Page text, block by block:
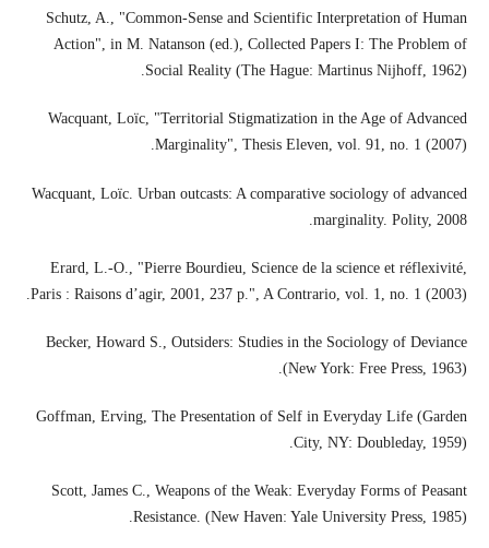
Schutz, A., "Common‑Sense and Scientific Interpretation of Human
Action", in M. Natanson (ed.), Collected Papers I: The Problem of
Social Reality (The Hague: Martinus Nijhoff, 1962).
Wacquant, Loïc, "Territorial Stigmatization in the Age of Advanced
Marginality", Thesis Eleven, vol. 91, no. 1 (2007).
Wacquant, Loïc. Urban outcasts: A comparative sociology of advanced
marginality. Polity, 2008.
Erard, L.-O., "Pierre Bourdieu, Science de la science et réflexivité,
Paris : Raisons d’agir, 2001, 237 p.", A Contrario, vol. 1, no. 1 (2003).
Becker, Howard S., Outsiders: Studies in the Sociology of Deviance
(New York: Free Press, 1963).
Goffman, Erving, The Presentation of Self in Everyday Life (Garden
City, NY: Doubleday, 1959).
Scott, James C., Weapons of the Weak: Everyday Forms of Peasant
Resistance. (New Haven: Yale University Press, 1985).